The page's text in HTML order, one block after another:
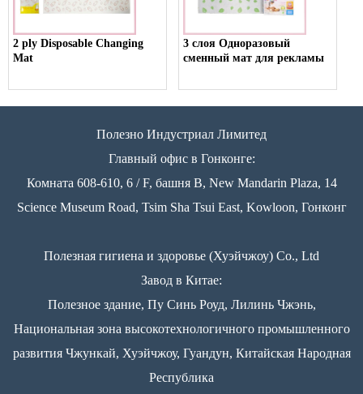
2 ply Disposable Changing
Mat
3 слоя Одноразовый
сменный мат для рекламы
Полезно Индустриал Лимитед
Главный офис в Гонконге:
Комната 608-610, 6 / F, башня B, New Mandarin Plaza, 14
Science Museum Road, Tsim Sha Tsui East, Kowloon, Гонконг
Полезная гигиена и здоровье (Хуэйчжоу) Co., Ltd
Завод в Китае:
Полезное здание, Пу Синь Роуд, Лилинь Чжэнь,
Национальная зона высокотехнологичного промышленного
развития Чжункай, Хуэйчжоу, Гуандун, Китайская Народная
Республика